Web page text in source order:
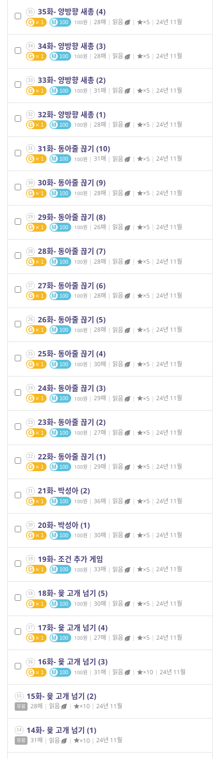
35 35화- 양방향 새총 (4)
1 100 100 | 28매 | 읽음 | ×5 | 24년 11월
34 34화- 양방향 새총 (3)
1 100 100 | 28매 | 읽음 | ×5 | 24년 11월
33 33화- 양방향 새총 (2)
1 100 100 | 31매 | 읽음 | ×5 | 24년 11월
32 32화- 양방향 새총 (1)
1 100 100 | 28매 | 읽음 | ×5 | 24년 11월
31 31화- 동아줄 끊기 (10)
1 100 100 | 31매 | 읽음 | ×5 | 24년 11월
30 30화- 동아줄 끊기 (9)
1 100 100 | 28매 | 읽음 | ×5 | 24년 11월
29 29화- 동아줄 끊기 (8)
1 100 100 | 26매 | 읽음 | ×5 | 24년 11월
28 28화- 동아줄 끊기 (7)
1 100 100 | 28매 | 읽음 | ×5 | 24년 11월
27 27화- 동아줄 끊기 (6)
1 100 100 | 28매 | 읽음 | ×5 | 24년 11월
26 26화- 동아줄 끊기 (5)
1 100 100 | 28매 | 읽음 | ×5 | 24년 11월
25 25화- 동아줄 끊기 (4)
1 100 100 | 30매 | 읽음 | ×5 | 24년 11월
24 24화- 동아줄 끊기 (3)
1 100 100 | 29매 | 읽음 | ×5 | 24년 11월
23 23화- 동아줄 끊기 (2)
1 100 100 | 27매 | 읽음 | ×5 | 24년 11월
22 22화- 동아줄 끊기 (1)
1 100 100 | 29매 | 읽음 | ×5 | 24년 11월
21 21화- 박성아 (2)
1 100 100 | 36매 | 읽음 | ×5 | 24년 11월
20 20화- 박성아 (1)
1 100 100 | 30매 | 읽음 | ×5 | 24년 11월
19 19화- 조건 추가 게임
1 100 100 | 33매 | 읽음 | ×5 | 24년 11월
18 18화- 윷 고개 넘기 (5)
1 100 100 | 30매 | 읽음 | ×5 | 24년 11월
17 17화- 윷 고개 넘기 (4)
1 100 100 | 27매 | 읽음 | ×5 | 24년 11월
16 16화- 윷 고개 넘기 (3)
1 100 100 | 31매 | 읽음 | ×10 | 24년 11월
15 15화- 윷 고개 넘기 (2)
무료 28매 | 읽음 | ×10 | 24년 11월
14 14화- 윷 고개 넘기 (1)
무료 31매 | 읽음 | ×10 | 24년 11월